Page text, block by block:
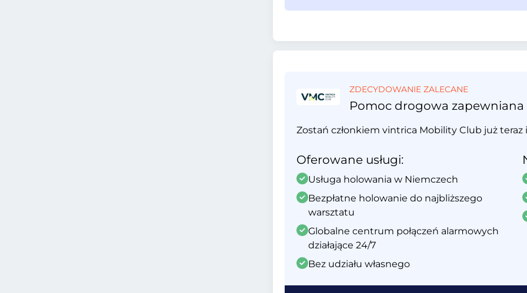
ZDECYDOWANIE ZALECANE
Pomoc drogowa
Zostań członkiem vintrica Mobility Club już teraz
Oferowane usługi:
Usługa holowania w Niemczech
Bezpłatne holowanie do najbliższego
warsztatu
Globalne centrum połączeń alarmowych
działające 24/7
Bez udziału własnego